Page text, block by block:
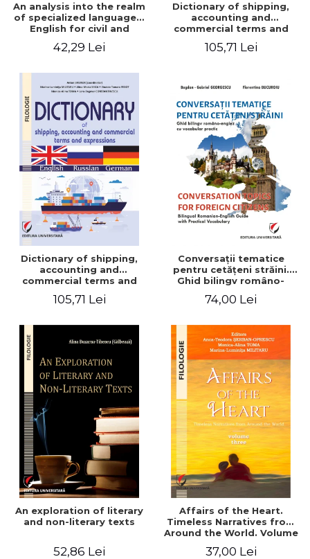
An analysis into the realm
of specialized languages.
English for civil and
42,29 Lei
Dictionary of shipping,
accounting and
commercial terms and
English-German
105,71 Lei
Dictionary of shipping,
accounting and
commercial terms and
Russian – German
105,71 Lei
Conversaţii tematice
pentru cetăţeni străini.
Ghid bilingv româno-
practic/Conversation
Bilingual Romanian-English
guide with practical
vocabulary
74,00 Lei
An exploration of literary
and non-literary texts
52,86 Lei
Affairs of the Heart.
Timeless Narratives from
Around the World. Volume
37,00 Lei